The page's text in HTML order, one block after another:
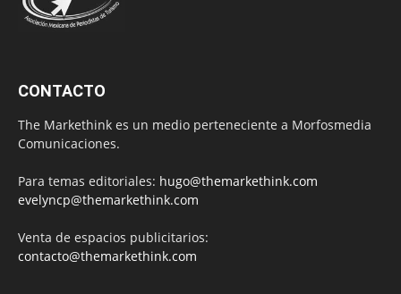
CONTACTO
The Markethink es un medio perteneciente a Morfosmedia
Comunicaciones.
Para temas editoriales: hugo@themarkethink.com
evelyncp@themarkethink.com
Venta de espacios publicitarios:
contacto@themarkethink.com